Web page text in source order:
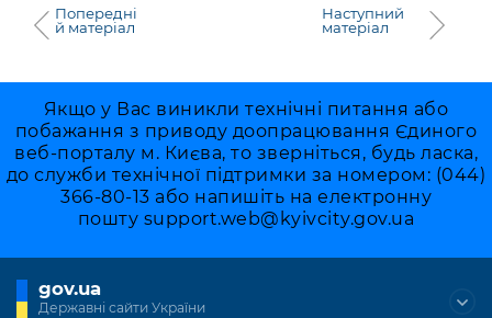
Попередні
й матеріал
Наступний
матеріал
Якщо у Вас виникли технічні питання або
побажання з приводу доопрацювання Єдиного
веб-порталу м. Києва, то зверніться, будь ласка,
до служби технічної підтримки за номером: (044)
366-80-13 або напишіть на електронну
пошту support.web@kyivcity.gov.ua
gov.ua
Державні сайти України